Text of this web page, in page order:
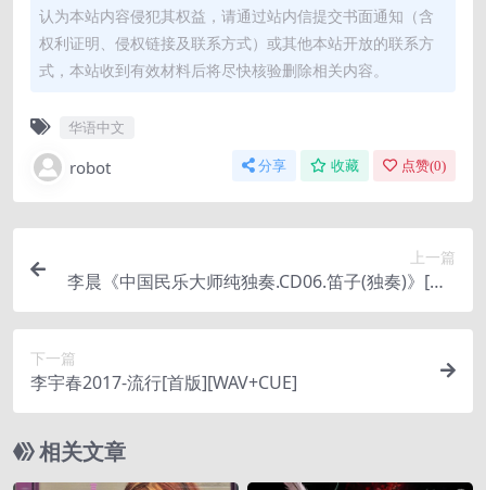
认为本站内容侵犯其权益，请通过站内信提交书面通知（含
权利证明、侵权链接及联系方式）或其他本站开放的联系方
式，本站收到有效材料后将尽快核验删除相关内容。
华语中文
robot 分享 收藏 点赞(0)
上一篇
李晨《中国民乐大师纯独奏.CD06.笛子(独奏)》[WA
V+CUE]
下一篇
李宇春2017-流行[首版][WAV+CUE]
相关文章